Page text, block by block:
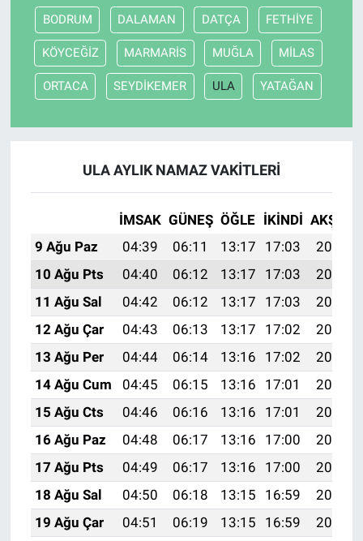
BODRUM DALAMAN DATÇA FETHİYE
KÖYCEĞİZ MARMARİS MUĞLA MİLAS
ORTACA SEYDİKEMER ULA YATAĞAN
ULA AYLIK NAMAZ VAKITLERI
İMSAK GÜNEŞ ÖĞLE İKINDI AKŞAM
9 Ağu Paz
04:39 06:11 13:17 17:03
20:13
10 Ağu Pts
04:40 06:12 13:17 17:03
20:12
11 Ağu Sal
04:42 06:12 13:17 17:03
20:11
12 Ağu Çar
04:43 06:13 13:17 17:02
20:10
13 Ağu Per
04:44 06:14 13:16 17:02
20:09
14 Ağu Cum
04:45 06:15 13:16 17:01
20:07
15 Ağu Cts
04:46 06:16 13:16 17:01
20:06
16 Ağu Paz
04:48 06:17 13:16 17:00
20:05
17 Ağu Pts
04:49 06:17 13:16 17:00
20:04
18 Ağu Sal
04:50 06:18 13:15 16:59
20:02
19 Ağu Çar
04:51 06:19 13:15 16:59
20:01
Yaşam
Gözden Kaçmasın
İletişim (Künye)